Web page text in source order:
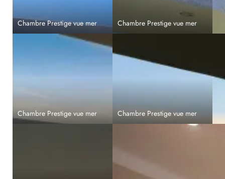
Chambre Prestige vue mer Chambre Prestige vue mer
Chambre Prestige vue mer Chambre Prestige vue mer